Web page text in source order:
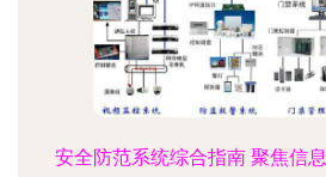
安全防范系统综合指南 聚焦信